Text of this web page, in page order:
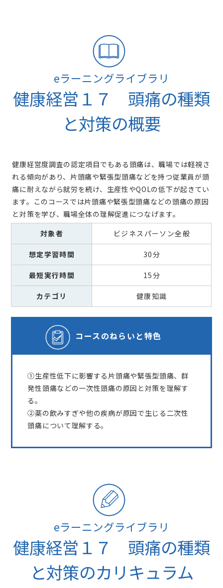
eラーニングライブラリ
健康経営１７ 頭痛の種類
と対策の概要
健康経営度調査の認定項目でもある頭痛は、職場では軽視さ
れる傾向があり、片頭痛や緊張型頭痛などを持つ従業員が頭
痛に耐えながら就労を続け、生産性やQOLの低下が起きてい
ます。このコースでは片頭痛や緊張型頭痛などの頭痛の原因
と対策を学び、職場全体の理解促進につなげます。
対象者
ビジネスパーソン全般
想定学習時間 30分
最短実行時間 15分
カテゴリ 健康知識
コースのねらいと特色
①生産性低下に影響する片頭痛や緊張型頭痛、群
発性頭痛などの一次性頭痛の原因と対策を理解す
る。
②薬の飲みすぎや他の疾病が原因で生じる二次性
頭痛について理解する。
eラーニングライブラリ
健康経営１７ 頭痛の種類
と対策のカリキュラム